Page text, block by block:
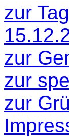
zur
zur
zur
zur